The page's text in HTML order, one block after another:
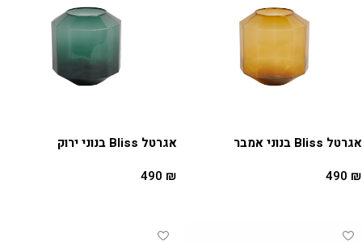
אגרטל Bliss בנוני אמבר
490 ₪
אגרטל Bliss בנוני ירוק
490 ₪